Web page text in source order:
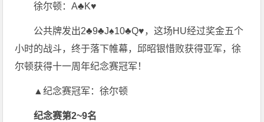
徐尔顿：A♣K♥
公共牌发出2♣9♣J♠10♣Q♥，这场HU经过奖金五个
小时的战斗，终于落下帷幕，邱昭银惜败获得亚军，徐
尔顿获得十一周年纪念赛冠军！
▲纪念赛冠军：徐尔顿
纪念赛第2~9名